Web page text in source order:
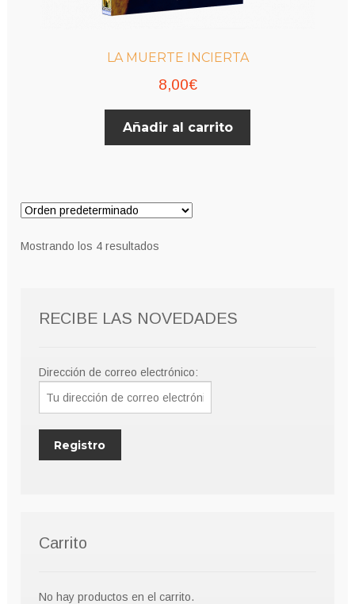
LA MUERTE INCIERTA
8,00€
Añadir al carrito
Mostrando los 4 resultados
RECIBE LAS NOVEDADES
Dirección de correo electrónico:
Carrito
No hay productos en el carrito.